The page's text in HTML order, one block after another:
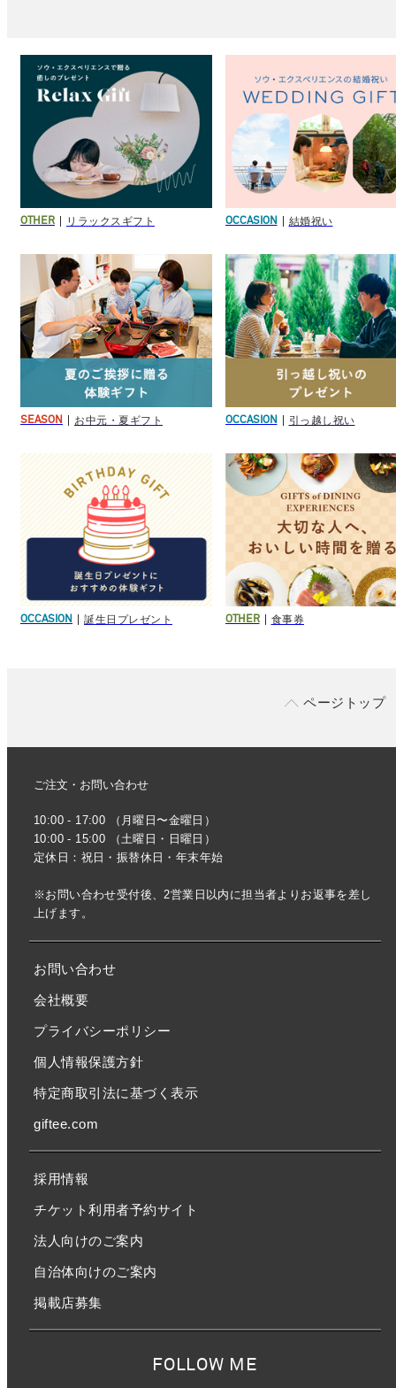
OTHER リラックスギフト OCCASION 結婚祝い
SEASON お中元・夏ギフト OCCASION 引っ越し祝い
OCCASION 誕生日プレゼント OTHER 食事券
ページトップ
ご注文・お問い合わせ
10:00 - 17:00 （月曜日〜金曜日）
10:00 - 15:00 （土曜日・日曜日）
定休日：祝日・振替休日・年末年始
※お問い合わせ受付後、2営業日以内に担当者よりお返事を差し
上げます。
お問い合わせ
会社概要
プライバシーポリシー
個人情報保護方針
特定商取引法に基づく表示
giftee.com
採用情報
チケット利用者予約サイト
法人向けのご案内
自治体向けのご案内
掲載店募集
FOLLOW ME